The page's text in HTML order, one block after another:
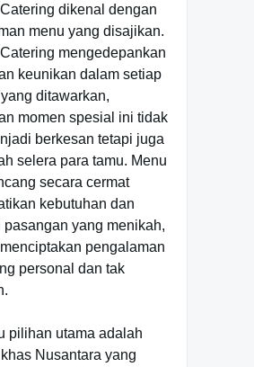
dikenal dengan
menu yang disajikan.
mengedepankan
keunikan dalam setiap
ditawarkan,
momen spesial ini tidak
berkesan tetapi juga
selera para tamu. Menu
secara cermat
kebutuhan dan
pasangan yang menikah,
pengalaman
personal dan tak
pilihan utama adalah
Nusantara yang